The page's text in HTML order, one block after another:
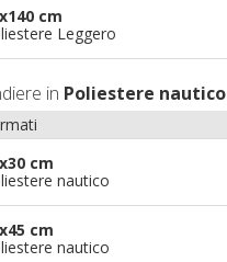
cm
Leggero
in Poliestere nautico
cm
nautico
cm
nautico